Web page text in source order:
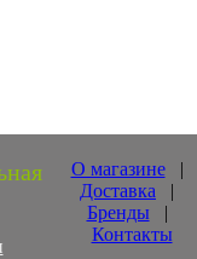
О магазине|
Доставка |
Бренды |
Контакты